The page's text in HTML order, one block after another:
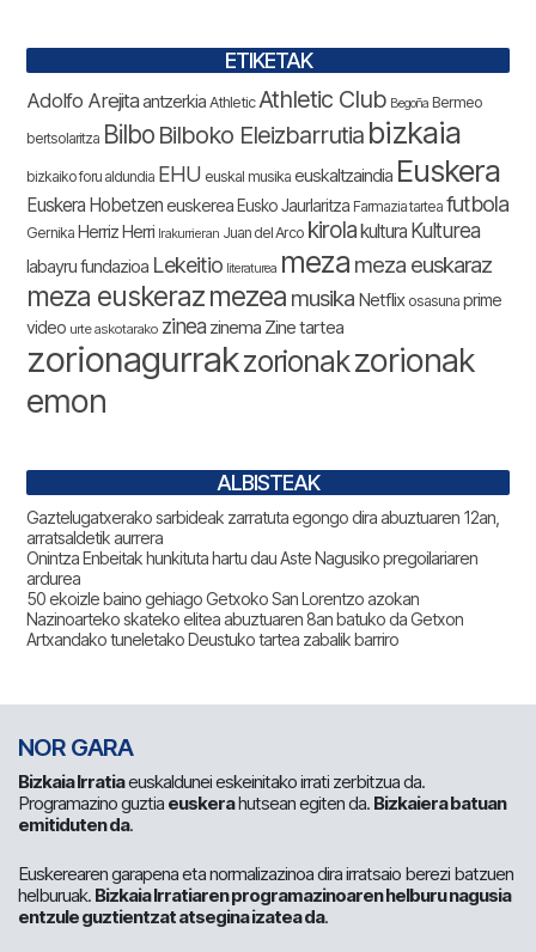
ETIKETAK
Adolfo Arejitaantzerkia Athletic Athletic Club Begoña Bermeo
bertsolaritza Bilbo Bilboko Eleizbarrutia bizkaia
bizkaiko foru aldundia EHU euskal musika euskaltzaindia Euskera
Euskera Hobetzeneuskerea Eusko Jaurlaritza Farmazia tartea futbola
Gernika Herriz Herri Irakurrieran Juan del Arco kirolakultura Kulturea
labayru fundazioa Lekeitio literaturea meza meza euskaraz
meza euskerazmezea musika Netflix osasuna prime
video urte askotarako zinea zinema Zine tartea
zorionagurrakzorionakzorionak
emon
ALBISTEAK
Gaztelugatxerako sarbideak zarratuta egongo dira abuztuaren 12an,
arratsaldetik aurrera
Onintza Enbeitak hunkituta hartu dau Aste Nagusiko pregoilariaren
ardurea
50 ekoizle baino gehiago Getxoko San Lorentzo azokan
Nazinoarteko skateko elitea abuztuaren 8an batuko da Getxon
Artxandako tuneletako Deustuko tartea zabalik barriro
NOR GARA
Bizkaia Irratiaeuskaldunei eskeinitako irrati zerbitzua da.
Programazino guztia euskerahutsean egiten da. Bizkaiera batuan
emitiduten da.
Euskerearen garapena eta normalizazinoa dira irratsaio berezi batzuen
helburuak. Bizkaia Irratiaren programazinoaren helburu nagusia
entzule guztientzat atsegina izatea da.